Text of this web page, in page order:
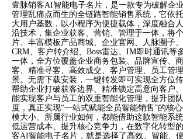
壹脉销客AI智能电子名片，是一款专为破解企
管理乱痛点而生的全链路智能销售系统，它依
大用户基数，以小程序为便捷载体，深度融合
沿技术，集企业获客、营销、管理于一体，将
片、丰富模板产品商城、企业官网、人脉圈子
CRM、客户转介绍、Boss雷达、IM即时通讯等
一体，全方位覆盖企业商务包装、品牌宣传、
客、精准寻客、高效成交、客户管理、员工管
景。无需下载安装，一键转发即可实现全方位
帮助企业打破获客边界、精准锁定高意向客户
能实现客户与员工的双重智能化管理，提升团
度，真正实现“一站式赋能全员智能销售”的核
模大小、所属行业如何，都能借助这款智能系
低运营成本、提升核心竞争力，在数字化转型
客AI智能电子名片，就是选择了高效、智能、